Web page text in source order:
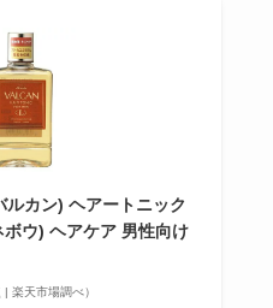
？口コミ情報やどこで買え
底調査！
グリク酸ナトリウム点眼が
できるか調査！
ルカン) ヘアートニック
ウ) ヘアケア 男性向け
楽天市場調べ）